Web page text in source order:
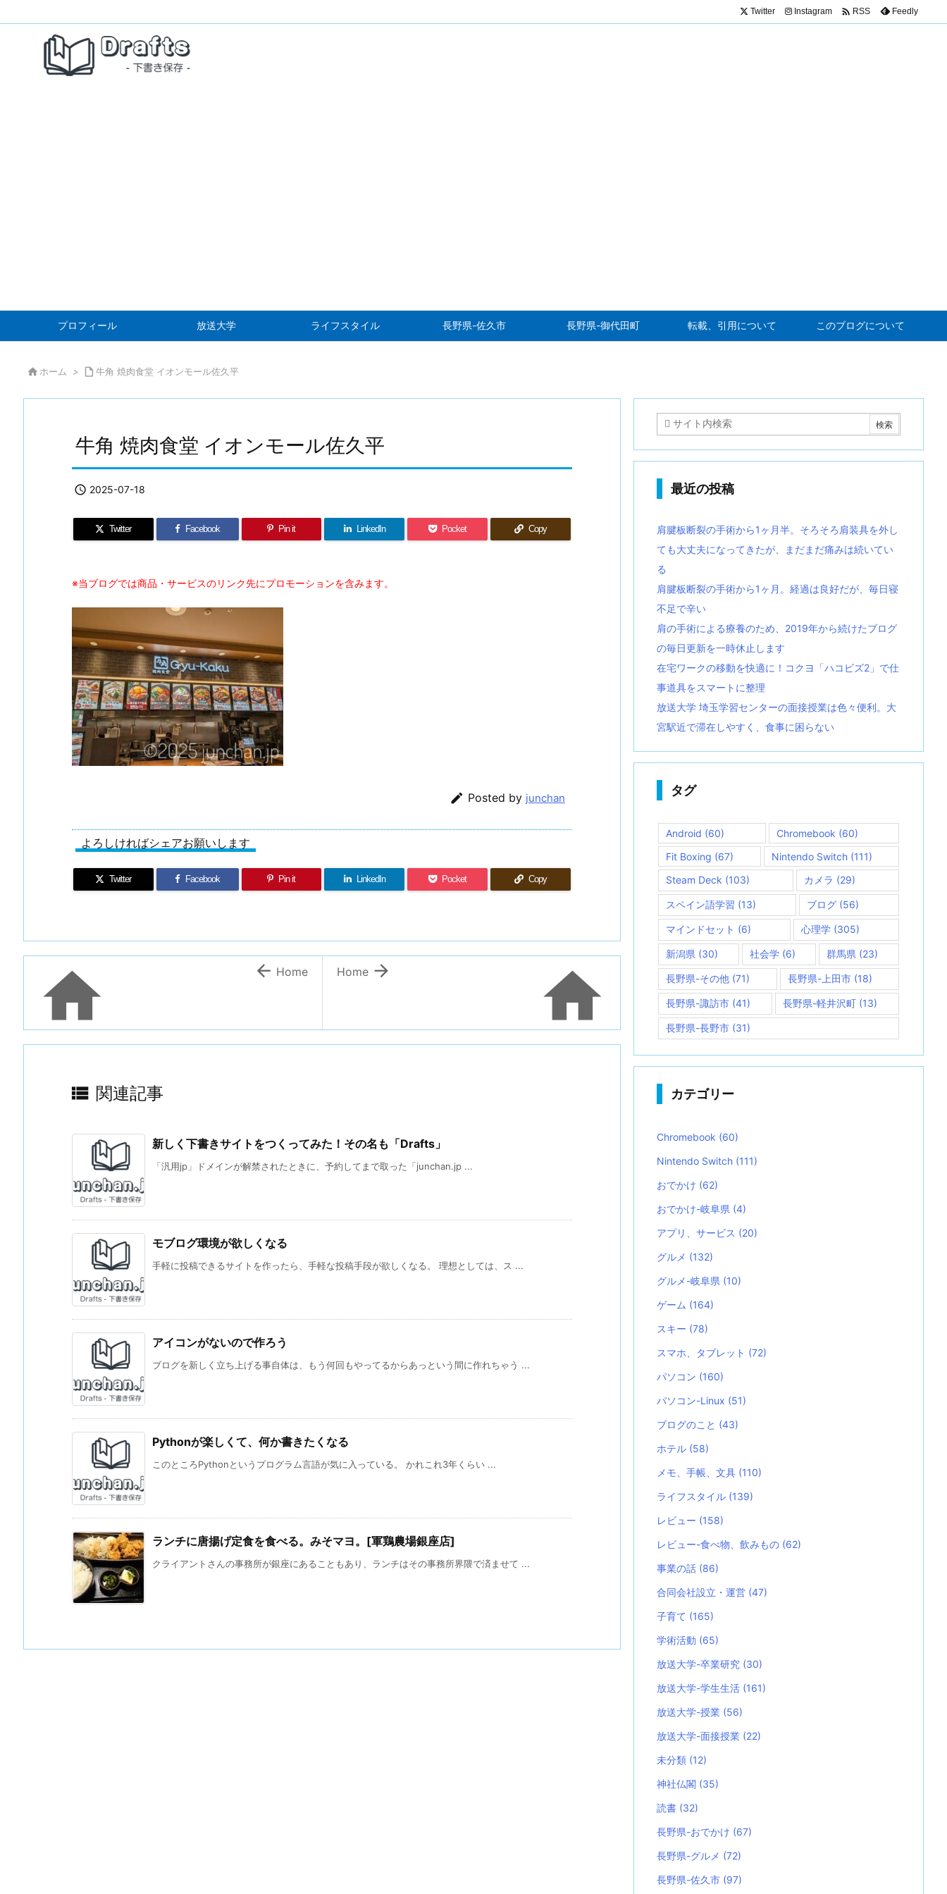
プロフィール 放送大学 ライフスタイル 長野県-佐久市 長野県-御代田町 転載、引用について このブログについて
Twitter Instagram  RSS Feedly
 ホーム >  牛角 焼肉食堂 イオンモール佐久平
牛角 焼肉食堂 イオンモール佐久平
 2025-07-18
Twitter Facebook Pin it LinkedIn Pocket Copy
※当ブログでは商品・サービスのリンク先にプロモーションを含みます。
 Posted by junchan
よろしければシェアお願いします
Twitter Facebook Pin it LinkedIn Pocket Copy


Home
  Home
 関連記事
新しく下書きサイトをつくってみた！その名も「Drafts」
「汎用jp」ドメインが解禁されたときに、予約してまで取った「junchan.jp ...
モブログ環境が欲しくなる
手軽に投稿できるサイトを作ったら、手軽な投稿手段が欲しくなる。 理想としては、ス ...
アイコンがないので作ろう
ブログを新しく立ち上げる事自体は、もう何回もやってるからあっという間に作れちゃう ...
Pythonが楽しくて、何か書きたくなる
このところPythonというプログラム言語が気に入っている。 かれこれ3年くらい ...
ランチに唐揚げ定食を食べる。みそマヨ。[軍鶏農場銀座店]
クライアントさんの事務所が銀座にあることもあり、ランチはその事務所界隈で済ませて ...
最近の投稿
肩腱板断裂の手術から1ヶ月半。そろそろ肩装具を外し
ても大丈夫になってきたが、まだまだ痛みは続いてい
る
肩腱板断裂の手術から1ヶ月。経過は良好だが、毎日寝
不足で辛い
肩の手術による療養のため、2019年から続けたブログ
の毎日更新を一時休止します
在宅ワークの移動を快適に！コクヨ「ハコビズ2」で仕
事道具をスマートに整理
放送大学 埼玉学習センターの面接授業は色々便利。大
宮駅近で滞在しやすく、食事に困らない
タグ
Android (60) Chromebook (60)
Fit Boxing (67) Nintendo Switch(111)
Steam Deck (103) カメラ (29)
スペイン語学習 (13) ブログ (56)
マインドセット (6) 心理学 (305)
新潟県 (30) 社会学(6) 群馬県 (23)
長野県-その他 (71) 長野県-上田市(18)
長野県-諏訪市 (41) 長野県-軽井沢町 (13)
長野県-長野市 (31)
カテゴリー
Chromebook (60)
Nintendo Switch (111)
おでかけ (62)
おでかけ-岐阜県 (4)
アプリ、サービス (20)
グルメ (132)
グルメ-岐阜県 (10)
ゲーム (164)
スキー (78)
スマホ、タブレット (72)
パソコン (160)
パソコン-Linux (51)
ブログのこと (43)
ホテル (58)
メモ、手帳、文具 (110)
ライフスタイル (139)
レビュー (158)
レビュー-食べ物、飲みもの (62)
事業の話 (86)
合同会社設立・運営 (47)
子育て (165)
学術活動 (65)
放送大学-卒業研究 (30)
放送大学-学生生活 (161)
放送大学-授業 (56)
放送大学-面接授業 (22)
未分類 (12)
神社仏閣 (35)
読書 (32)
長野県-おでかけ (67)
長野県-グルメ (72)
長野県-佐久市 (97)